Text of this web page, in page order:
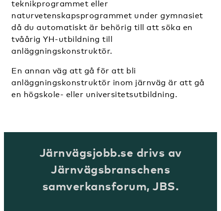
teknikprogrammet eller
naturvetenskapsprogrammet under gymnasiet
då du automatiskt är behörig till att söka en
tvåårig YH-utbildning till
anläggningskonstruktör.
En annan väg att gå för att bli
anläggningskonstruktör inom järnväg är att gå
en högskole- eller universitetsutbildning.
Järnvägsjobb.se drivs av
Järnvägsbranschens
samverkansforum, JBS.